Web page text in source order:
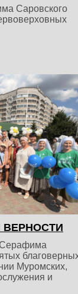
Саровского
Серафима
Муромских,
и